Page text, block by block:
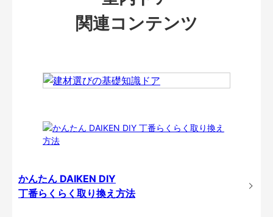
関連コンテンツ
かんたん DAIKEN DIY
丁番らくらく取り換え方法